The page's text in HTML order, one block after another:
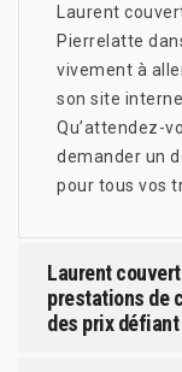
Laurent
Pierrelatte
vivement à
son site
Qu’attendez-
demander un
pour tous vos
Laurent
prestations de
des prix